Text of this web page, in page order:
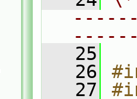
   25
   26
   27